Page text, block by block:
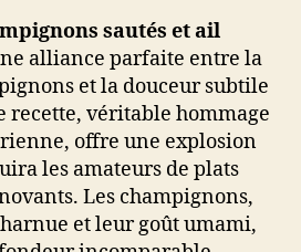
sautés et ail
alliance parfaite entre la
et la douceur subtile
recette, véritable hommage
offre une explosion
les amateurs de plats
Les champignons,
et leur goût umami,